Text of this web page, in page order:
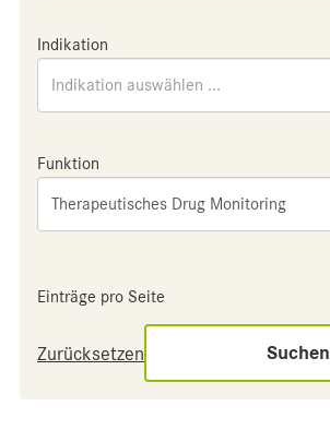
Indikation
Indikation auswählen ...
Funktion
Therapeutisches Drug Monitoring
Einträge pro Seite
Zurücksetzen Suchen